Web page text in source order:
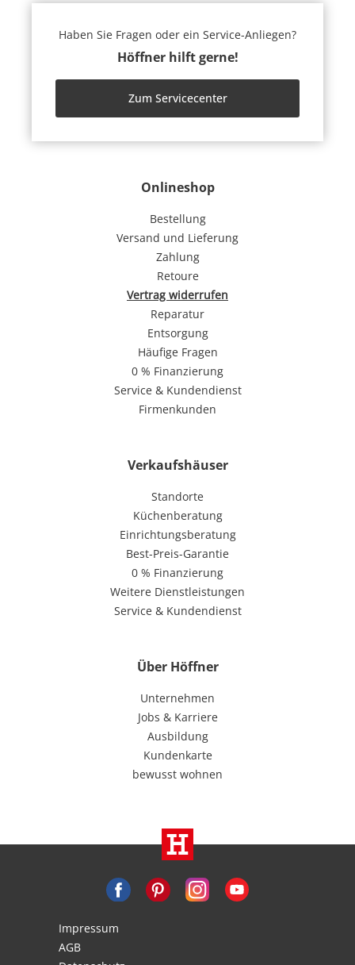
Onlineshop
Bestellung
Versand und Lieferung
Zahlung
Retoure
Vertrag widerrufen
Reparatur
Entsorgung
Häufige Fragen
0 % Finanzierung
Service & Kundendienst
Firmenkunden
Verkaufshäuser
Standorte
Küchenberatung
Einrichtungsberatung
Best-Preis-Garantie
0 % Finanzierung
Weitere Dienstleistungen
Service & Kundendienst
Über Höffner
Unternehmen
Jobs & Karriere
Ausbildung
Kundenkarte
bewusst wohnen
Haben Sie Fragen oder ein Service-Anliegen?
Höffner hilft gerne!
Zum Servicecenter
Impressum
AGB